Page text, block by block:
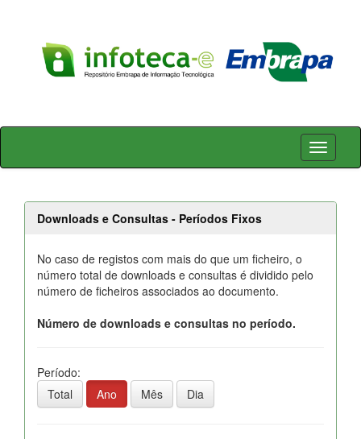
Skip
Downloads e Consultas - Períodos Fixos
No caso de registos com mais do que um ficheiro, o
número total de downloads e consultas é dividido pelo
número de ficheiros associados ao documento.
Número de downloads e consultas no período.
Período:
Total
Ano Mês Dia